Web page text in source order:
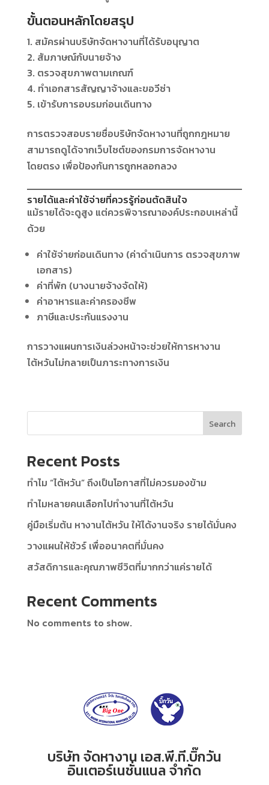
ขั้นตอนหลักโดยสรุป
สมัครผ่านบริษัทจัดหางานที่ได้รับอนุญาต
สัมภาษณ์กับนายจ้าง
ตรวจสุขภาพตามเกณฑ์
ทำเอกสารสัญญาจ้างและขอวีซ่า
เข้ารับการอบรมก่อนเดินทาง
การตรวจสอบรายชื่อบริษัทจัดหางานที่ถูกกฎหมาย
สามารถดูได้จากเว็บไซต์ของกรมการจัดหางาน
โดยตรง เพื่อป้องกันการถูกหลอกลวง
รายได้และค่าใช้จ่ายที่ควรรู้ก่อนตัดสินใจ
แม้รายได้จะดูสูง แต่ควรพิจารณาองค์ประกอบเหล่านี้
ด้วย
ค่าใช้จ่ายก่อนเดินทาง (ค่าดำเนินการ ตรวจสุขภาพ
เอกสาร)
ค่าที่พัก (บางนายจ้างจัดให้)
ค่าอาหารและค่าครองชีพ
ภาษีและประกันแรงงาน
การวางแผนการเงินล่วงหน้าจะช่วยให้การหางาน
ไต้หวันไม่กลายเป็นภาระทางการเงิน
Search
Recent Posts
ทำไม “ไต้หวัน” ถึงเป็นโอกาสที่ไม่ควรมองข้าม
ทำไมหลายคนเลือกไปทำงานที่ไต้หวัน
คู่มือเริ่มต้น หางานไต้หวัน ให้ได้งานจริง รายได้มั่นคง
วางแผนให้ชัวร์ เพื่ออนาคตที่มั่นคง
สวัสดิการและคุณภาพชีวิตที่มากกว่าแค่รายได้
Recent Comments
No comments to show.
บริษัท จัดหางาน เอส.พี.ที.บิ๊กวัน
อินเตอร์เนชั่นแนล จำกัด